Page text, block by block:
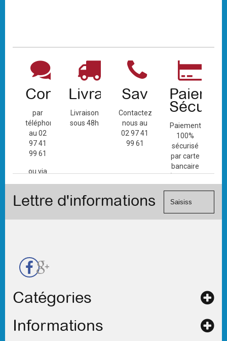
Contact
par
téléphone
au 02
97 41
99 61
ou via
de
Livraison
Livraison
sous 48h
Sav
Contactez-
nous au
02 97 41
99 61
Paiement
100%
sécurisé
par carte
bancaire
(Mastercard,
Visa, ...) et
Lettre d'informations
Catégories
Informations